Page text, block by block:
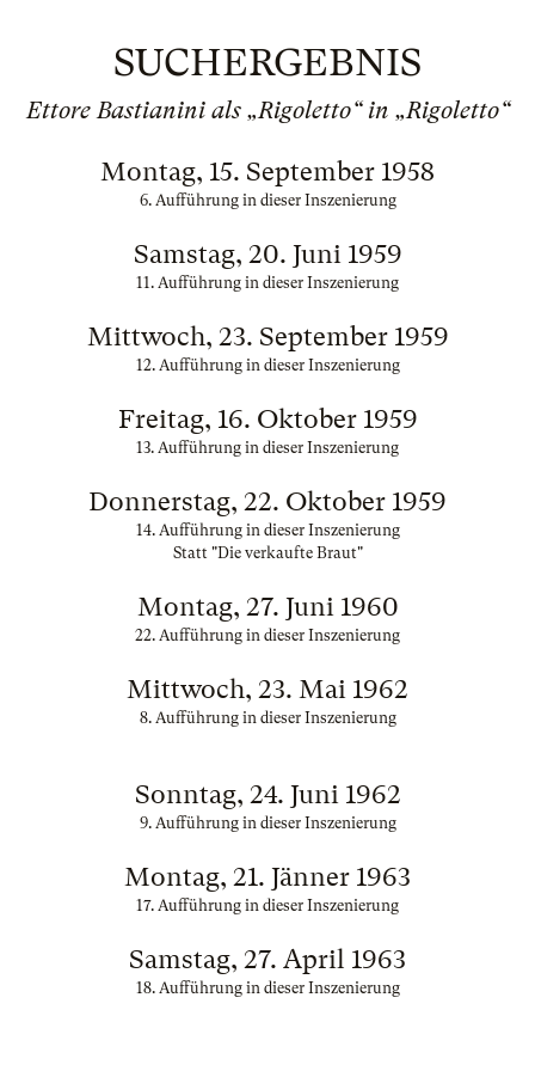
SUCHERGEBNIS
Ettore Bastianini als „Rigoletto“ in „Rigoletto“
Montag, 15. September 1958
6. Aufführung in dieser Inszenierung
Samstag, 20. Juni 1959
11. Aufführung in dieser Inszenierung
Mittwoch, 23. September 1959
12. Aufführung in dieser Inszenierung
Freitag, 16. Oktober 1959
13. Aufführung in dieser Inszenierung
Donnerstag, 22. Oktober 1959
14. Aufführung in dieser Inszenierung
Statt "Die verkaufte Braut"
Montag, 27. Juni 1960
22. Aufführung in dieser Inszenierung
Mittwoch, 23. Mai 1962
8. Aufführung in dieser Inszenierung
Sonntag, 24. Juni 1962
9. Aufführung in dieser Inszenierung
Montag, 21. Jänner 1963
17. Aufführung in dieser Inszenierung
Samstag, 27. April 1963
18. Aufführung in dieser Inszenierung